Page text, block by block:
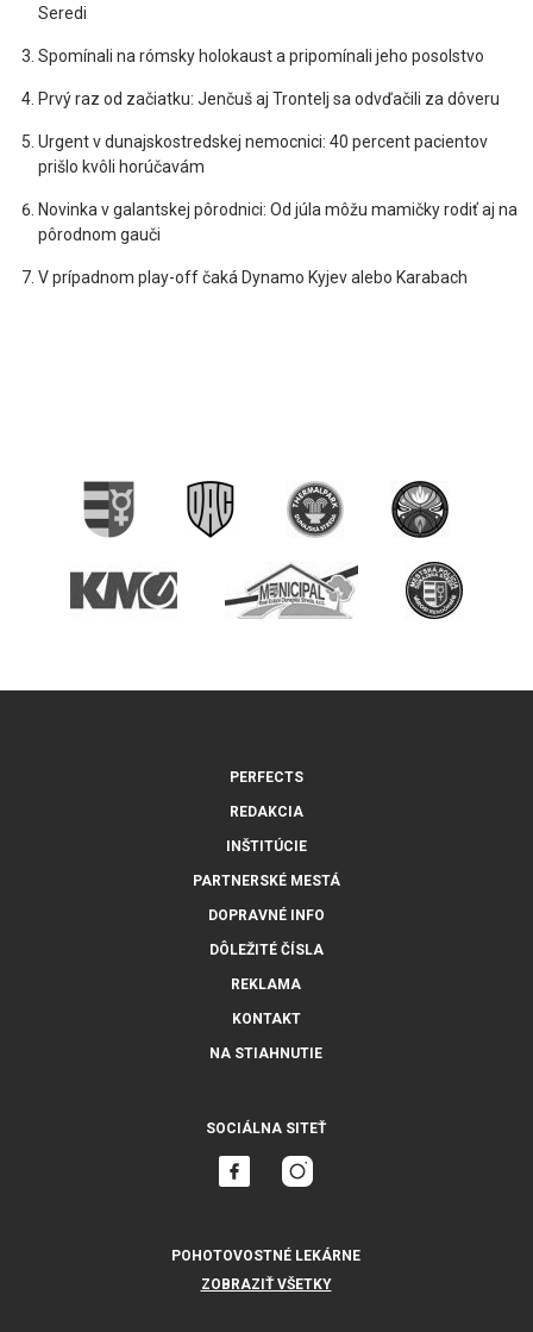
Seredi
Spomínali na rómsky holokaust a pripomínali jeho posolstvo
Prvý raz od začiatku: Jenčuš aj Trontelj sa odvďačili za dôveru
Urgent v dunajskostredskej nemocnici: 40 percent pacientov
prišlo kvôli horúčavám
Novinka v galantskej pôrodnici: Od júla môžu mamičky rodiť aj na
pôrodnom gauči
V prípadnom play-off čaká Dynamo Kyjev alebo Karabach
PERFECTS
REDAKCIA
INŠTITÚCIE
PARTNERSKÉ MESTÁ
DOPRAVNÉ INFO
DÔLEŽITÉ ČÍSLA
REKLAMA
KONTAKT
NA STIAHNUTIE
SOCIÁLNA SITEŤ
POHOTOVOSTNÉ LEKÁRNE
ZOBRAZIŤ VŠETKY